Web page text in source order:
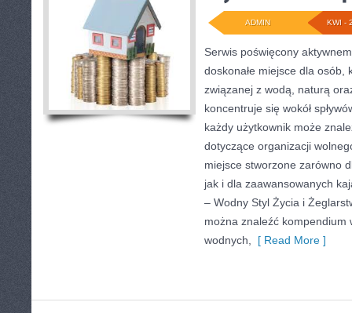
KWI -
ADMIN
Serwis poświęcony
doskonałe miejsce dla osób,
związanej z wodą, naturą
koncentruje się wokół
każdy użytkownik może
dotyczące organizacji
miejsce stworzone zarówno
jak i dla zaawansowanych
– Wodny Styl Życia i
można znaleźć kompendium
wodnych,
[ Read More ]